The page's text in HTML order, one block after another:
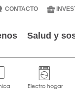
CONTACTO
Salud y